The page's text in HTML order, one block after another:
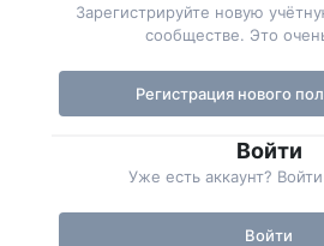
Зарегистрируйте новую
сообществе. Это
Регистрация нового
Войти
Уже есть аккаунт?
Войти